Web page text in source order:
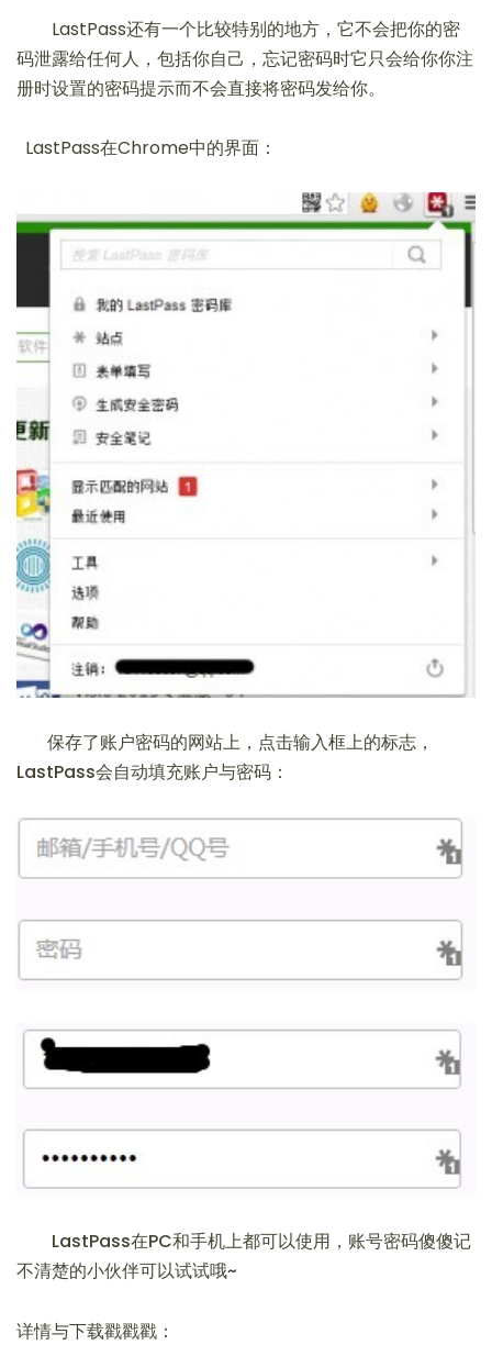
LastPass还有一个比较特别的地方，它不会把你的密
码泄露给任何人，包括你自己，忘记密码时它只会给你你注
册时设置的密码提示而不会直接将密码发给你。
LastPass在Chrome中的界面：
保存了账户密码的网站上，点击输入框上的标志，
LastPass会自动填充账户与密码：
LastPass在PC和手机上都可以使用，账号密码傻傻记
不清楚的小伙伴可以试试哦~
详情与下载戳戳戳：